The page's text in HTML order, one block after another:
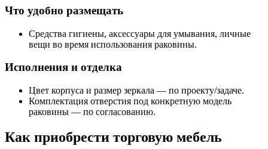
Что удобно размещать
Средства гигиены, аксессуары для умывания, личные
вещи во время использования раковины.
Исполнения и отделка
Цвет корпуса и размер зеркала — по проекту/задаче.
Комплектация отверстия под конкретную модель
раковины — по согласованию.
Как приобрести торговую мебель